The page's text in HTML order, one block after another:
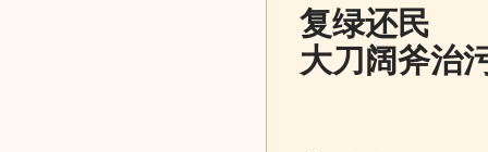
复绿还民
大刀阔斧治